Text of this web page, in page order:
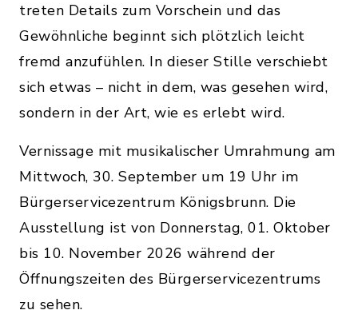
treten Details zum Vorschein und das
Gewöhnliche beginnt sich plötzlich leicht
fremd anzufühlen. In dieser Stille verschiebt
sich etwas – nicht in dem, was gesehen wird,
sondern in der Art, wie es erlebt wird.
Vernissage mit musikalischer Umrahmung am
Mittwoch, 30. September um 19 Uhr im
Bürgerservicezentrum Königsbrunn. Die
Ausstellung ist von Donnerstag, 01. Oktober
bis 10. November 2026 während der
Öffnungszeiten des Bürgerservicezentrums
zu sehen.